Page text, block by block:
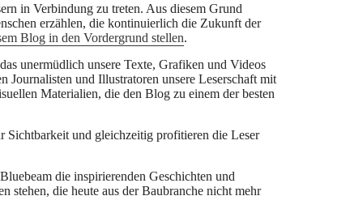
in Verbindung zu treten. Aus diesem Grund
erzählen, die kontinuierlich die Zukunft der
Blog in den Vordergrund stellen.
unermüdlich unsere Texte, Grafiken und Videos
Journalisten und Illustratoren unsere Leserschaft mit
Materialien, die den Blog zu einem der besten
und gleichzeitig profitieren die Leser
die inspirierenden Geschichten und
stehen, die heute aus der Baubranche nicht mehr